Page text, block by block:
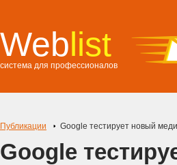
Weblist
система для профессионалов
Публикации Google тестирует новый
Google